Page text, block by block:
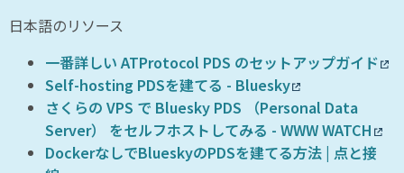
日本語のリソース
一番詳しい ATProtocol PDS のセットアップガイド
Self-hosting PDSを建てる - Bluesky
さくらの VPS で Bluesky PDS （Personal Data
Server） をセルフホストしてみる - WWW WATCH
DockerなしでBlueskyのPDSを建てる方法 | 点と接